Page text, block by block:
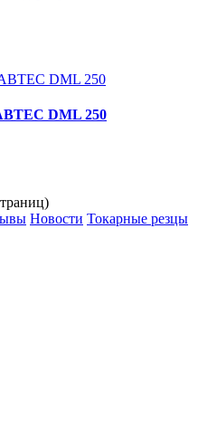
DML 250
Новости Токарные резцы